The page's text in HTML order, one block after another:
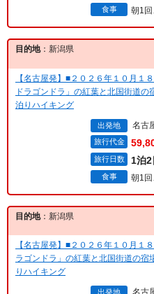
食事 朝1回
目的地：新潟県
【名古屋発】■２０２６年１０月１
ドラゴンドラ」の紅葉と北国街道
泊りハイキング
出発地 名古
旅行代金
旅行日数 1泊2
食事 朝1
目的地：新潟県
【名古屋発】■２０２６年１０月１
ラゴンドラ」の紅葉と北国街道の
りハイキング
出発地